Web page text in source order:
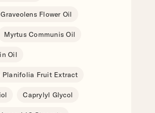
Flower Oil
Myrtus Communis Oil
Oil
Planifolia Fruit Extract
Caprylyl Glycol